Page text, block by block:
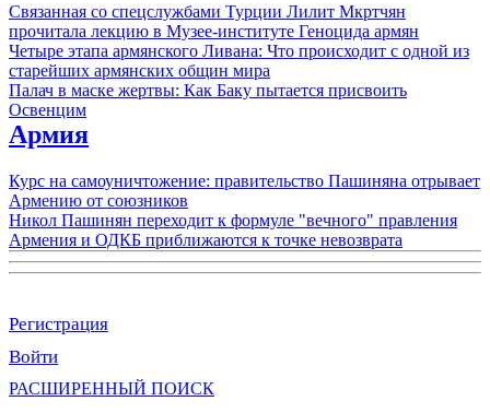
Связанная со спецслужбами Турции Лилит Мкртчян
прочитала лекцию в Музее-институте Геноцида армян
Четыре этапа армянского Ливана: Что происходит с одной из
старейших армянских общин мира
Палач в маске жертвы: Как Баку пытается присвоить
Освенцим
Армия
Курс на самоуничтожение: правительство Пашиняна отрывает
Армению от союзников
Никол Пашинян переходит к формуле "вечного" правления
Армения и ОДКБ приближаются к точке невозврата
Регистрация
Войти
РАСШИРЕННЫЙ ПОИСК